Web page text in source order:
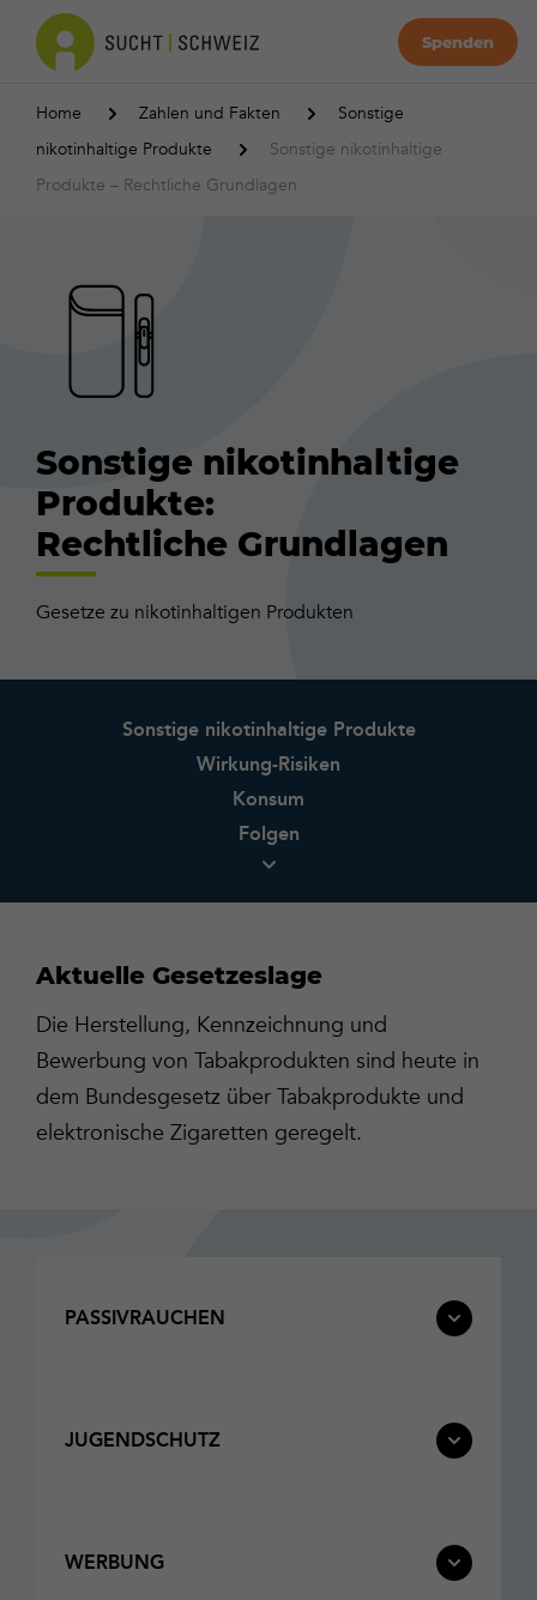
Spenden
Home Zahlen und Fakten
Sonstige
nikotinhaltige Produkte
Sonstige nikotinhaltige
Produkte – Rechtliche Grundlagen
Sonstige nikotinhaltige
Produkte:
Rechtliche Grundlagen
Gesetze zu nikotinhaltigen Produkten
Sonstige nikotinhaltige Produkte
Wirkung-Risiken
Konsum
Folgen
Aktuelle Gesetzeslage
Die Herstellung, Kennzeichnung und
Bewerbung von Tabakprodukten sind heute in
dem Bundesgesetz über Tabakprodukte und
elektronische Zigaretten geregelt.
PASSIVRAUCHEN
JUGENDSCHUTZ
WERBUNG